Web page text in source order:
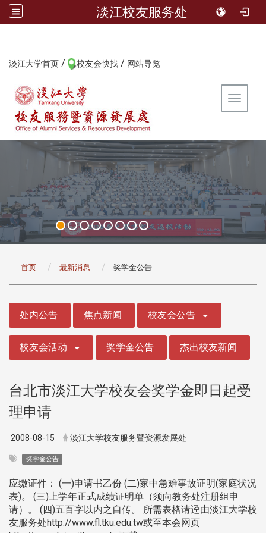
淡江校友服务处
淡江大学首页 / 校友会快找 / 网站导览
Toggle
首页 最新消息 奖学金公告
处内公告 焦点新闻 校友会公告
校友会活动 奖学金公告 杰出校友新闻
台北市淡江大学校友会奖学金即日起受
理申请
2008-08-15 淡江大学校友服务暨资源发展处
奖学金公告
应缴证件： (一)申请书乙份 (二)家中急难事故证明(家庭状况
表)。 (三)上学年正式成绩证明单（须向教务处注册组申
请）。 (四)五百字以内之自传。 所需表格请迳由淡江大学校
友服务处http://www.fl.tku.edu.tw或至本会网页